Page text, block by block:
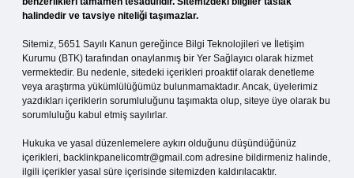
halindedir ve tavsiye niteliği taşımazlar.
Sitemiz, 5651 Sayılı Kanun gereğince Bilgi Teknolojileri ve İletişim
Kurumu (BTK) tarafından onaylanmış bir Yer Sağlayıcı olarak hizmet
vermektedir. Bu nedenle, sitedeki içerikleri proaktif olarak denetleme
veya araştırma yükümlülüğümüz bulunmamaktadır. Ancak, üyelerimiz
yazdıkları içeriklerin sorumluluğunu taşımakta olup, siteye üye olarak bu
sorumluluğu kabul etmiş sayılırlar.
Hukuka ve yasal düzenlemelere aykırı olduğunu düşündüğünüz
içerikleri, backlinkpanelicomtr@gmail.com adresine bildirmeniz halinde,
ilgili içerikler yasal süre içerisinde sitemizden kaldırılacaktır.